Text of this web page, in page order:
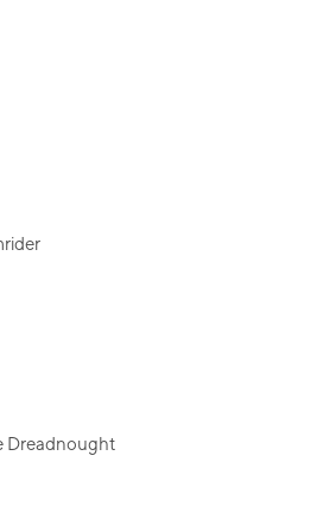
Dreadnought